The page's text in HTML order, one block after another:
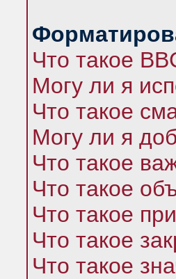
Что такое
Могу ли я
Что такое
Могу ли я
Что такое
Что такое
Что такое
Что такое
Что такое